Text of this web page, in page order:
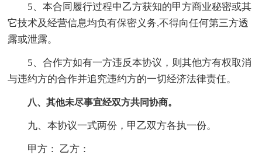
5、本合同履行过程中乙方获知的甲方商业秘密或其
它技术及经营信息均负有保密义务,不得向任何第三方透
露或泄露。
5、合作方如有一方违反本协议，则其他方有权取消
与违约方的合作并追究违约方的一切经济法律责任。
八、其他未尽事宜经双方共同协商。
九、本协议一式两份，甲乙双方各执一份。
甲方： 乙方：